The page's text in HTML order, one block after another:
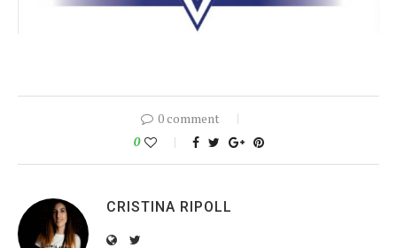
0 comment
0
CRISTINA RIPOLL